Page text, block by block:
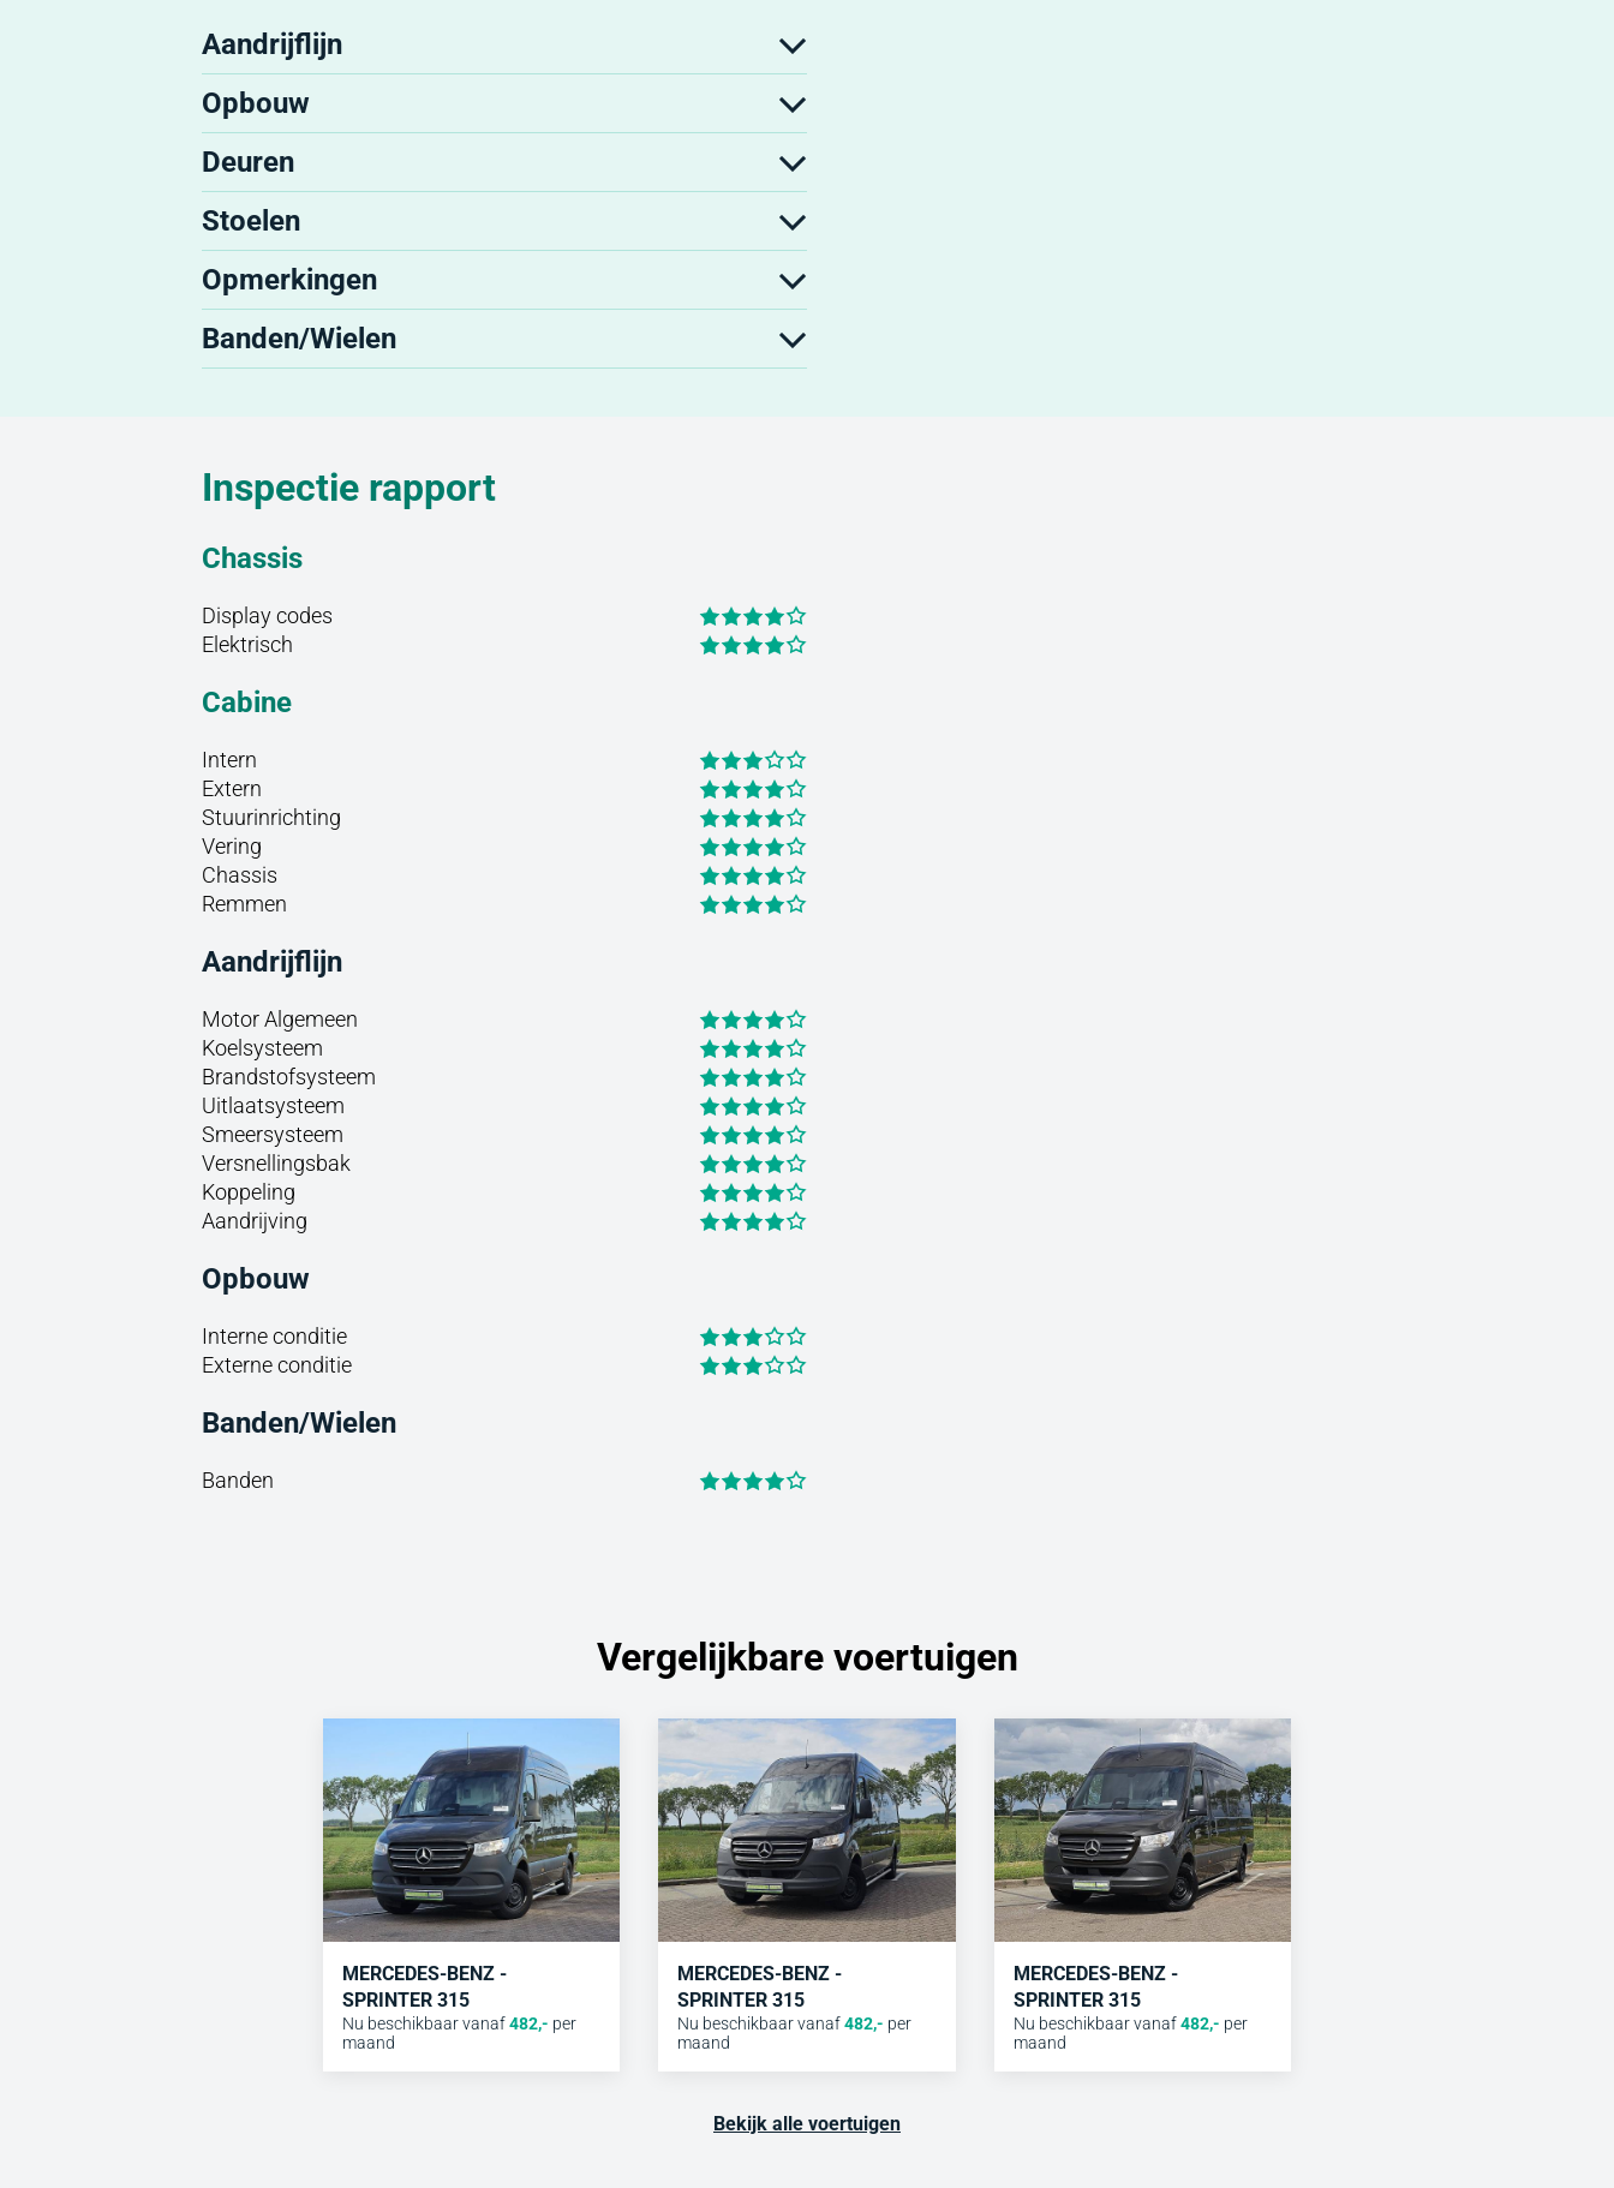
Aandrijflijn
Opbouw
Deuren
Stoelen
Opmerkingen
Banden/Wielen
Inspectie rapport
Chassis
Display codes
Elektrisch
Cabine
Intern
Extern
Stuurinrichting
Vering
Chassis
Remmen
Aandrijflijn
Motor Algemeen
Koelsysteem
Brandstofsysteem
Uitlaatsysteem
Smeersysteem
Versnellingsbak
Koppeling
Aandrijving
Opbouw
Interne conditie
Externe conditie
Banden/Wielen
Banden
Vergelijkbare voertuigen
MERCEDES-BENZ -
SPRINTER 315
Nu beschikbaar vanaf 482,- per
maand
MERCEDES-BENZ -
SPRINTER 315
Nu beschikbaar vanaf 482,- per
maand
MERCEDES-BENZ -
SPRINTER 315
Nu beschikbaar vanaf 482,- per
maand
Bekijk alle voertuigen